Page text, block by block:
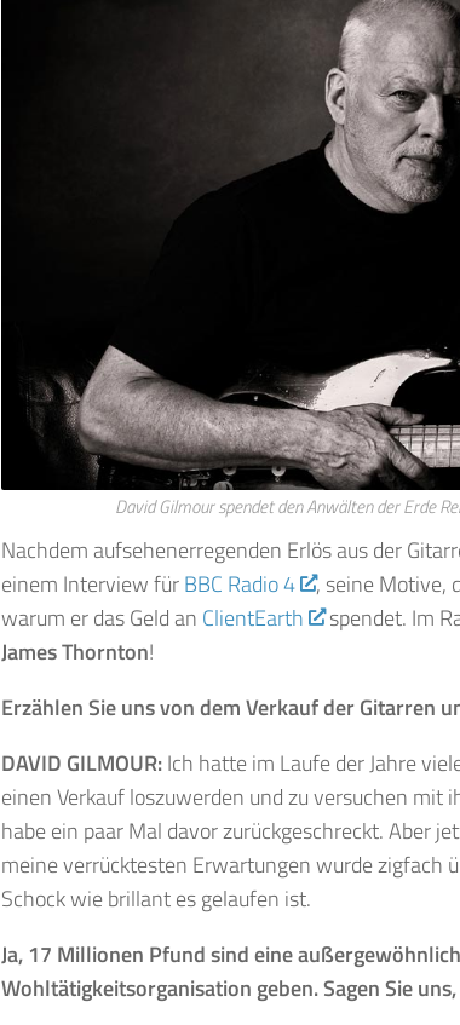
David Gilmour spendet den Anwälten der Erde
Nachdem aufsehenerregenden Erlös aus der
einem Interview fürBBC Radio 4
, seine Motive,
warum er das Geld an ClientEarth spendet. Im
James Thornton!
Erzählen Sie uns von dem Verkauf der Gitarren
DAVID GILMOUR:Ich hatte im Laufe der Jahre
einen Verkauf loszuwerden und zu versuchen mit
habe ein paar Mal davor zurückgeschreckt. Aber
meine verrücktesten Erwartungen wurde zigfach
Schock wie brillant es gelaufen ist.
Ja, 17 Millionen Pfund sind eine
Wohltätigkeitsorganisation geben. Sagen Sie